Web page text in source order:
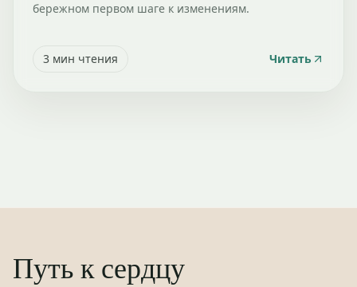
бережном первом шаге к изменениям.
3 мин чтения Читать
Путь к сердцу